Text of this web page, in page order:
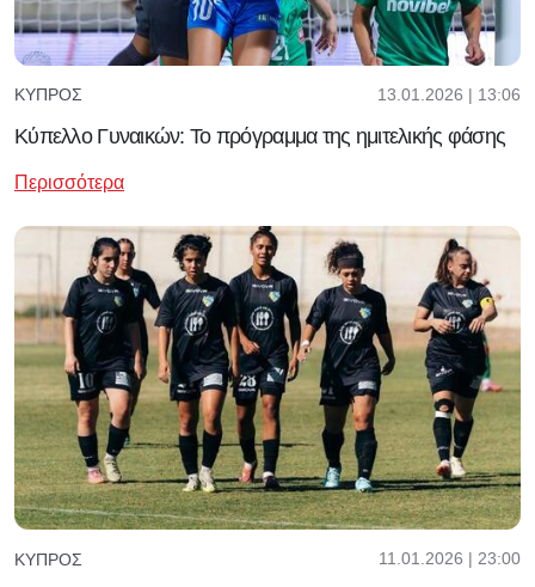
ΚΎΠΡΟΣ 13.01.2026 | 13:06
Κύπελλο Γυναικών: Το πρόγραμμα της ημιτελικής φάσης
Περισσότερα
ΚΎΠΡΟΣ 11.01.2026 | 23:00